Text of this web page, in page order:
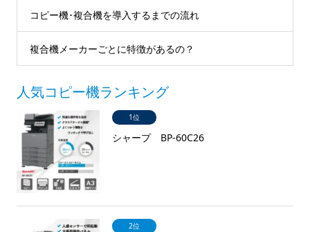
コピー機･複合機を導入するまでの流れ
複合機メーカーごとに特徴があるの？
人気コピー機ランキング
1位
シャープ BP-60C26
2位